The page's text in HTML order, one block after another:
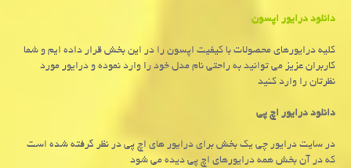
دانلود درایور اپسون
کلیه درایورهای محصولات با کیفیت اپسون را در این بخش قرار داده ایم و شما
کاربران عزیز می توانید به راحتی نام مدل خود را وارد نموده و درایور مورد
نظرتان را وارد کنید
دانلود درایور اچ پی
در سایت درایور چی یک بخش برای درایور های اچ پی در نظر گرفته شده است
که در آن بخش همه درایورهای اچ پی دیده می شود